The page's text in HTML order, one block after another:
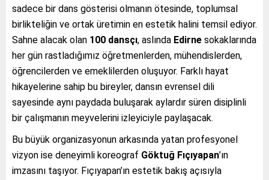
sadece bir dans gösterisi olmanın ötesinde, toplumsal
birlikteliğin ve ortak üretimin en estetik halini temsil ediyor.
Sahne alacak olan 100 dansçı, aslında Edirne sokaklarında
her gün rastladığımız öğretmenlerden, mühendislerden,
öğrencilerden ve emeklilerden oluşuyor. Farklı hayat
hikayelerine sahip bu bireyler, dansın evrensel dili
sayesinde aynı paydada buluşarak aylardır süren disiplinli
bir çalışmanın meyvelerini izleyiciyle paylaşacak.
Bu büyük organizasyonun arkasında yatan profesyonel
vizyon ise deneyimli koreograf Göktuğ Fıçıyapan’ın
imzasını taşıyor. Fıçıyapan’ın estetik bakış açısıyla